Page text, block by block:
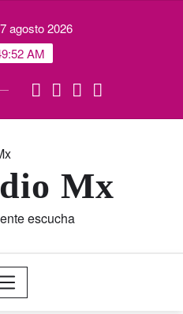
agosto 2026
AM
Mx
escucha